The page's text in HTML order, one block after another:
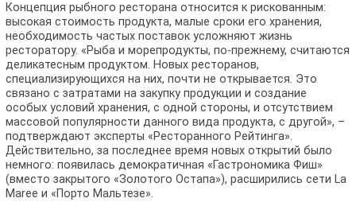
Концепция рыбного ресторана относится к рискованным:
высокая стоимость продукта, малые сроки его хранения,
необходимость частых поставок усложняют жизнь
ресторатору. «Рыба и морепродукты, по-прежнему, считаются
деликатесным продуктом. Новых ресторанов,
специализирующихся на них, почти не открывается. Это
связано с затратами на закупку продукции и создание
особых условий хранения, с одной стороны, и отсутствием
массовой популярности данного вида продукта, с другой», –
подтверждают эксперты «Ресторанного Рейтинга».
Действительно, за последнее время новых открытий было
немного: появилась демократичная «Гастрономика Фиш»
(вместо закрытого «Золотого Остапа»), расширились сети La
Maree и «Порто Мальтезе».